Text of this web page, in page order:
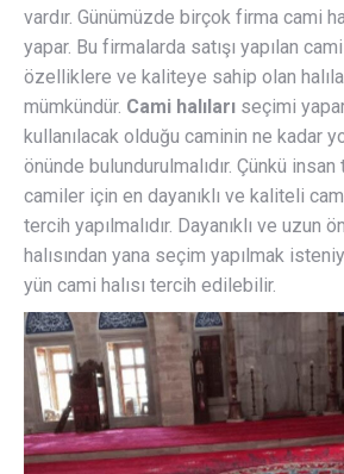
vardır. Günümüzde birçok firma cami
yapar. Bu firmalarda satışı yapılan cami
özelliklere ve kaliteye sahip olan
mümkündür. Cami halıları seçimi
kullanılacak olduğu caminin ne kadar
önünde bulundurulmalıdır. Çünkü
camiler için en dayanıklı ve kaliteli
tercih yapılmalıdır. Dayanıklı ve uzun
halısından yana seçim yapılmak
yün cami halısı tercih edilebilir.